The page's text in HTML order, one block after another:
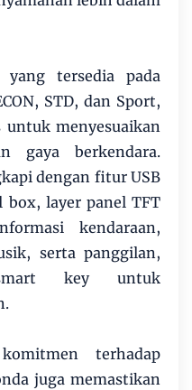
yang tersedia pada
STD, dan Sport,
menyesuaikan
gaya berkendara.
dengan fitur USB
layer panel TFT
kendaraan,
serta panggilan,
key untuk
terhadap
juga memastikan